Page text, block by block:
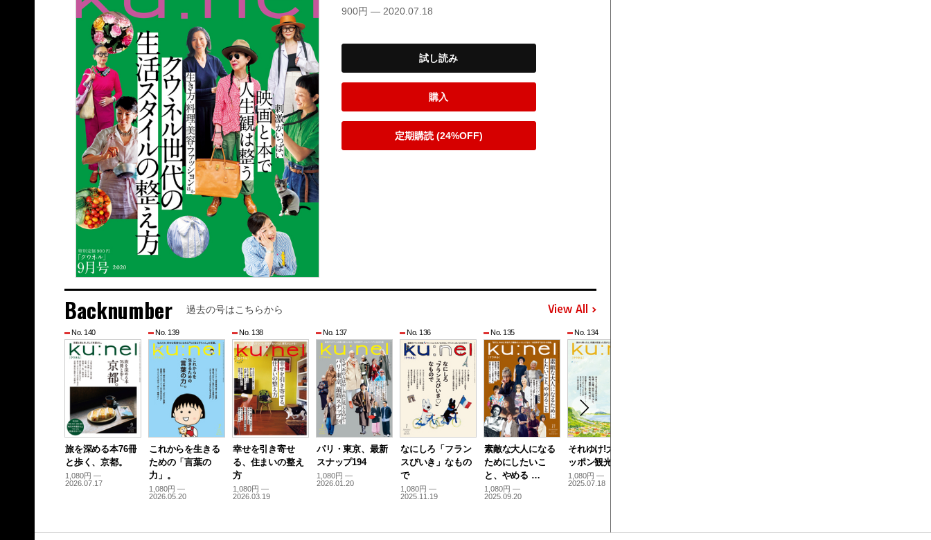
900円 — 2020.07.18
試し読み
購入
定期購読 (24%OFF)
Backnumber 過去の号はこちらから View All
No. 140
旅を深める本76冊
と歩く、京都。
1,080円 —
2026.07.17
No. 139
これからを生きる
ための「言葉の
力」。
1,080円 —
2026.05.20
No. 138
幸せを引き寄せ
る、住まいの整え
方
1,080円 —
2026.03.19
No. 137
パリ・東京、最新
スナップ194
1,080円 —
2026.01.20
No. 136
なにしろ「フラン
スびいき」なもの
で
1,080円 —
2025.11.19
No. 135
素敵な大人になる
ためにしたいこ
と、やめる …
1,080円 —
2025.09.20
No. 134
それゆけ!大人のニ
ッポン観光
1,080円 —
2025.07.18